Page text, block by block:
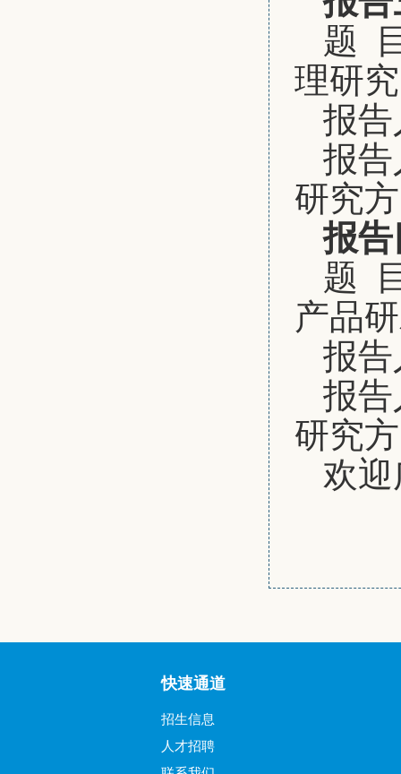
题
理研究
报
报
研究
报
题
产品
报
报
研究
欢
快速通道
招生信息
人才招聘